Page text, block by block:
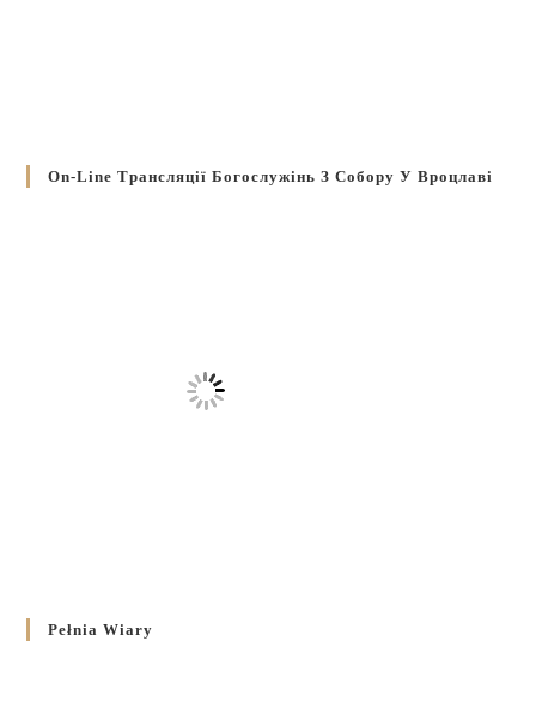
On-Line Трансляції Богослужінь З Собору У Вроцлаві
Pełnia Wiary